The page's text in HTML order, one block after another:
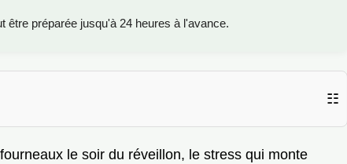
être préparée jusqu'à 24 heures à l'avance.
☷
le soir du réveillon, le stress qui monte